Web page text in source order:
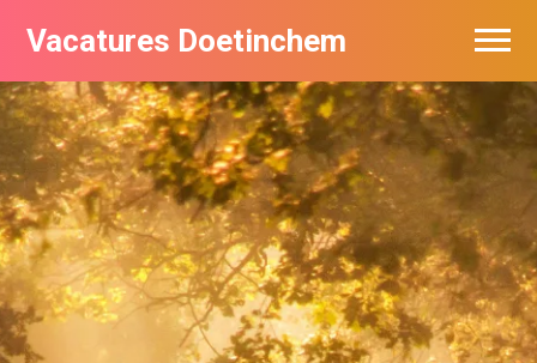
Vacatures Doetinchem
Vacatures per bedrijf
De populairste vacatures in Doetinchem
Nieuwsbrief feed